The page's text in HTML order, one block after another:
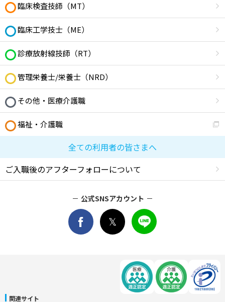
臨床検査技師（MT）
臨床工学技士（ME）
診療放射線技師（RT）
管理栄養士/栄養士（NRD）
その他・医療介護職
福祉・介護職
全ての利用者の皆さまへ
ご入職後のアフターフォローについて
公式SNSアカウント
関連サイト